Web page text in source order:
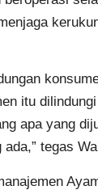
itu
apa yang
ada,” tegas